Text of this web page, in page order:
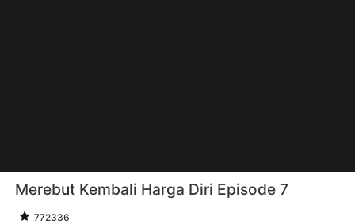
Merebut Kembali Harga Diri Episode 7
772336